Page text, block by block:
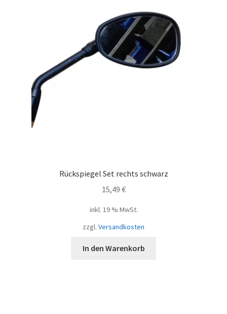
Rückspiegel Set rechts schwarz
15,49 €
inkl. 19 % MwSt.
zzgl. Versandkosten
In den Warenkorb